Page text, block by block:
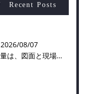
Recent Posts
2026/08/07
測量は、図面と現場をつなぐ仕事！